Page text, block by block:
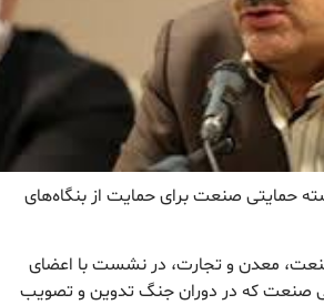
حمایتی صنعت برای حمایت از بنگاه‌های
صنعت، معدن و تجارت، در نشست با اعضای
صنعت که در دوران جنگ تدوین و تصویب